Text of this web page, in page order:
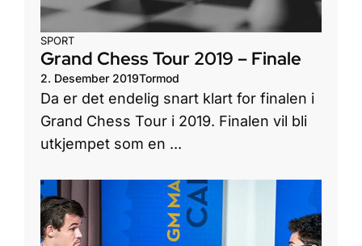
SPORT
Grand Chess Tour 2019 – Finale
2. Desember 2019Tormod
Da er det endelig snart klart for finalen i
Grand Chess Tour i 2019. Finalen vil bli
utkjempet som en ...